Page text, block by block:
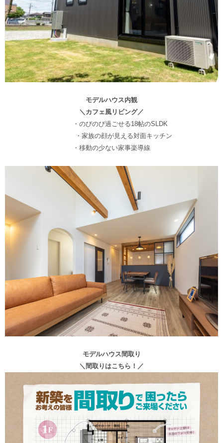
モデルハウス内観
＼カフェ風リビング／
・のびのび過ごせる18帖のSLDK
・家族の顔が見える対面キッチン
・移動の少ない家事楽導線
モデルハウス間取り
＼間取りはこちら！／